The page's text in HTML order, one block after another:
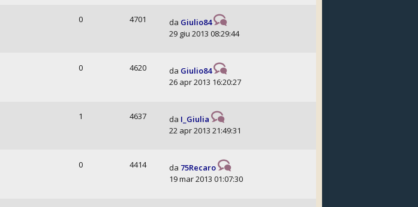
0 4701 da Giulio84
29 giu 2013 08:29:44
0 4620 da Giulio84
26 apr 2013 16:20:27
1 4637 da I_Giulia
22 apr 2013 21:49:31
0 4414 da 75Recaro
19 mar 2013 01:07:30